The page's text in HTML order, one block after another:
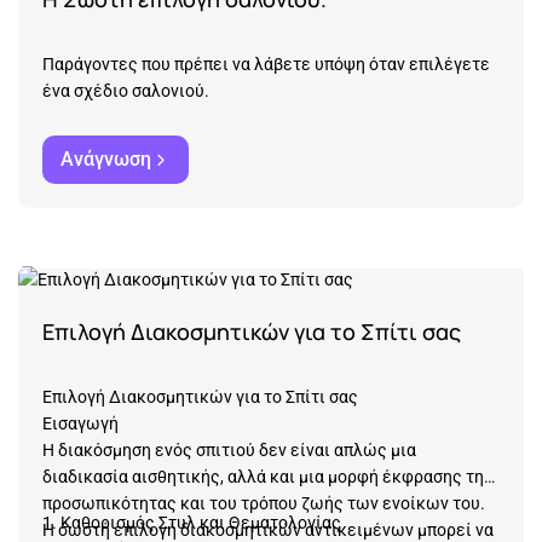
και αντέχουν στη δοκιμασία του χρόνου.
αποτελεσματικά τον προϋπολογισμό σας, διασφαλίζοντας
ότι επενδύετε σε ποιοτικά κομμάτια που αναδεικνύουν
την άνεση και το στυλ του σπιτιού σας, παραμένοντας
παράλληλα οικονομικά υπεύθυνοι.
Παράγοντες που πρέπει να λάβετε υπόψη όταν επιλέγετε
ένα σχέδιο σαλονιού.
Ανάγνωση
Επιλογή Διακοσμητικών για το Σπίτι σας
Επιλογή Διακοσμητικών για το Σπίτι σας
Εισαγωγή
Η διακόσμηση ενός σπιτιού δεν είναι απλώς μια
διαδικασία αισθητικής, αλλά και μια μορφή έκφρασης της
προσωπικότητας και του τρόπου ζωής των ενοίκων του.
Η σωστή επιλογή διακοσμητικών αντικειμένων μπορεί να
1. Καθορισμός Στυλ και Θεματολογίας